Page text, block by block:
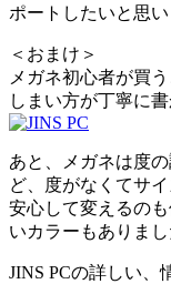
ポートしたいと思い
＜おまけ＞
メガネ初心者が買
しまい方が丁寧に
あと、メガネは度
ど、度がなくてサ
安心して変えるの
いカラーもありまし
JINS PCの詳しい、